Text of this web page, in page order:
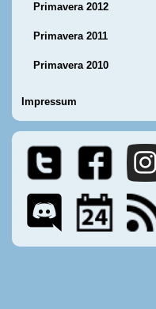
Primavera 2012
Primavera 2011
Primavera 2010
Impressum